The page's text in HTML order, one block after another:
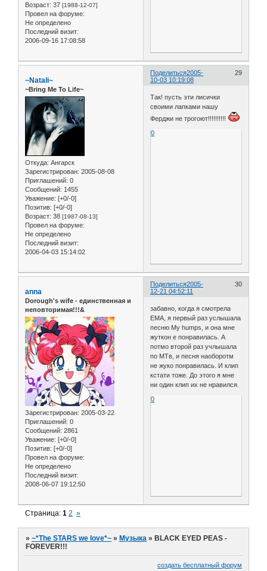
Возраст: 37 [1988-12-07]
Провел на форуме:
Не определено
Последний визит:
2006-09-16 17:08:58
Поделиться 29
2005-
10-03 10:19:08
~Natali~
~Bring Me To Life~
Откуда: Ангарск
Зарегистрирован: 2005-08-08
Приглашений: 0
Сообщений: 1455
Уважение: [+0/-0]
Позитив: [+0/-0]
Возраст: 38 [1987-08-13]
Провел на форуме:
Не определено
Последний визит:
2006-04-03 15:14:02
Так! пусть эти лисички
своими лапками нашу
Ферджи не трогоют!!!!!!!!!!
0
Поделиться 30
2005-
12-21 04:52:11
anna
Dorough's wife - единственная и
неповторимая!!!&
Зарегистрирован: 2005-03-22
Приглашений: 0
Сообщений: 2861
Уважение: [+0/-0]
Позитив: [+0/-0]
Провел на форуме:
Не определено
Последний визит:
2008-06-07 19:12:50
забавно, когда я смотрела
ЕМА, я первый раз услышала
песню My humps, и она мне
жуткон е понравилась. А
потмо второй раз учлышала
по МТв, и песня наоборотм
не жуко понравилась. И клип
кстати тоже. До этого я мне
ни один клип их не нравился.
0
Страница:1 2 »
»~*The STARS we love*~ » Музыка » BLACK EYED PEAS -
FOREVER!!!
создать бесплатный форум